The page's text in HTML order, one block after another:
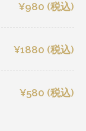
¥980 (税込)
¥1880 (税込)
¥580 (税込)